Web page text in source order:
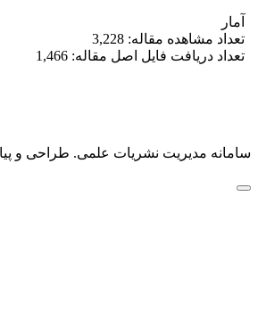
آمار
تعداد مشاهده مقاله: 3,228
تعداد دریافت فایل اصل مقاله: 1,466
سامانه مدیریت نشریات علمی. طراحی و